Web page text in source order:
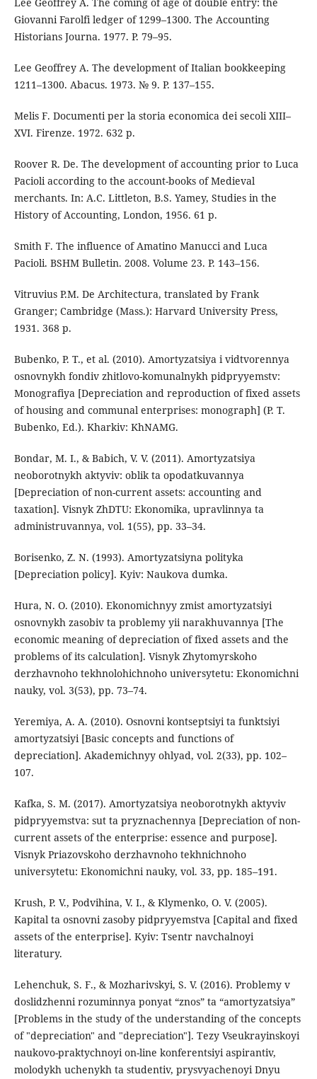
Giovanni Farolfi ledger of 1299–1300. The Accounting
Historians Journa. 1977. P. 79–95.
Lee Geoffrey A. The development of Italian bookkeeping
1211–1300. Abacus. 1973. № 9. P. 137–155.
Melis F. Documenti per la storia economica dei secoli XIII–
XVI. Firenze. 1972. 632 p.
Roover R. De. The development of accounting prior to Luca
Pacioli according to the account-books of Medieval
merchants. In: А.С. Littleton, B.S. Yamey, Studies in the
History of Accounting, London, 1956. 61 p.
Smith F. The influence of Amatino Manucci and Luca
Pacioli. BSHM Bulletin. 2008. Volume 23. P. 143–156.
Vitruvius P.M. De Architectura, translated by Frank
Granger; Cambridge (Mass.): Harvard University Press,
1931. 368 p.
Bubenko, P. T., et al. (2010). Amortyzatsiya i vidtvorennya
osnovnykh fondiv zhitlovo-komunalnykh pidpryyemstv:
Monografiya [Depreciation and reproduction of fixed assets
of housing and communal enterprises: monograph] (P. T.
Bubenko, Ed.). Kharkiv: KhNAMG.
Bondar, M. I., & Babich, V. V. (2011). Amortyzatsiya
neoborotnykh aktyviv: oblik ta opodatkuvannya
[Depreciation of non-current assets: accounting and
taxation]. Visnyk ZhDTU: Ekonomika, upravlinnya ta
administruvannya, vol. 1(55), pp. 33–34.
Borisenko, Z. N. (1993). Amortyzatsiyna polityka
[Depreciation policy]. Kyiv: Naukova dumka.
Hura, N. O. (2010). Ekonomichnyy zmist amortyzatsiyi
osnovnykh zasobiv ta problemy yii narakhuvannya [The
economic meaning of depreciation of fixed assets and the
problems of its calculation]. Visnyk Zhytomyrskoho
derzhavnoho tekhnolohichnoho universytetu: Ekonomichni
nauky, vol. 3(53), pp. 73–74.
Yeremiya, A. A. (2010). Osnovni kontseptsiyi ta funktsiyi
amortyzatsiyi [Basic concepts and functions of
depreciation]. Akademichnyy ohlyad, vol. 2(33), pp. 102–
107.
Kafka, S. M. (2017). Amortyzatsiya neoborotnykh aktyviv
pidpryyemstva: sut ta pryznachennya [Depreciation of non-
current assets of the enterprise: essence and purpose].
Visnyk Priazovskoho derzhavnoho tekhnichnoho
universytetu: Ekonomichni nauky, vol. 33, pp. 185–191.
Krush, P. V., Podvihina, V. I., & Klymenko, O. V. (2005).
Kapital ta osnovni zasoby pidpryyemstva [Capital and fixed
assets of the enterprise]. Kyiv: Tsentr navchalnoyi
literatury.
Lehenchuk, S. F., & Mozharivskyi, S. V. (2016). Problemy v
doslidzhenni rozuminnya ponyat “znos” ta “amortyzatsiya”
[Problems in the study of the understanding of the concepts
of "depreciation" and "depreciation"]. Tezy Vseukrayinskoyi
naukovo-praktychnoyi on-line konferentsiyi aspirantiv,
molodykh uchenykh ta studentiv, prysvyachenoyi Dnyu